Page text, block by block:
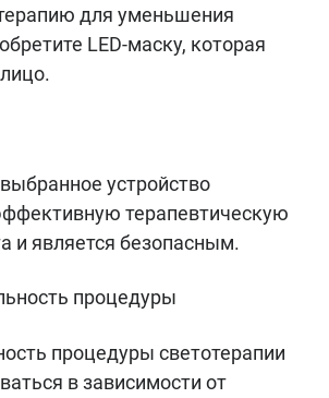
для уменьшения
LED-маску, которая
устройство
терапевтическую
и является безопасным.
процедуры
процедуры светотерапии
в зависимости от